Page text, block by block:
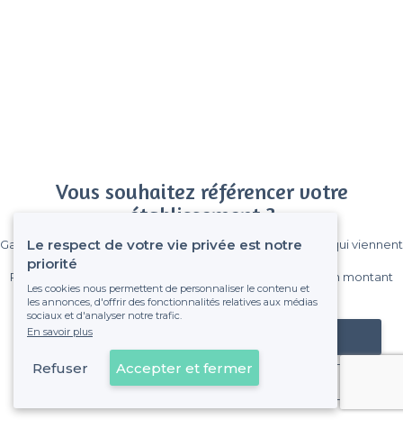
Vous souhaitez référencer votre
établissement ?
Gagnez de nombreux clients parmi le million de visiteurs qui viennent
Pas de commissions et sans engagement, vous payez un montant
fixe sans risque de voir déraper la facture.
Référencer mon établissement
Déjà client
Le respect de votre vie privée est notre
priorité
Les cookies nous permettent de personnaliser le contenu et
les annonces, d'offrir des fonctionnalités relatives aux médias
sociaux et d'analyser notre trafic.
En savoir plus
Refuser Accepter et fermer